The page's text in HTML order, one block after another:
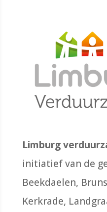
Limburg
initiatief van de
Beekdaelen,
Kerkrade,